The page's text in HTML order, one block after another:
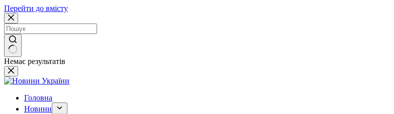
Перейти до вмісту
Немає результатів
Головна
Новини